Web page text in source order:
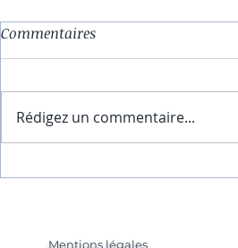
Commentaires
Rédigez un commentaire...
Mentions légales